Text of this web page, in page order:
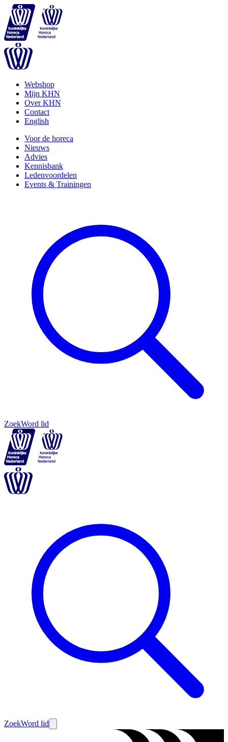
Webshop
Mijn KHN
Over KHN
Contact
English
Voor de horeca
Nieuws
Advies
Kennisbank
Ledenvoordelen
Events & Trainingen
ZoekWord lid
ZoekWord lid